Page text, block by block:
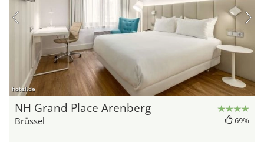
hotel.de
NH Grand Place Arenberg
Brüssel 69%